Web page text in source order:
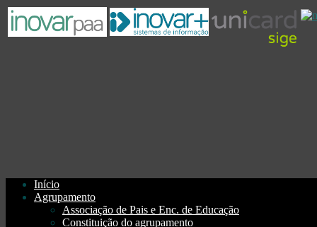
Início
Agrupamento
Associação de Pais e Enc. de Educação
Constituição do agrupamento